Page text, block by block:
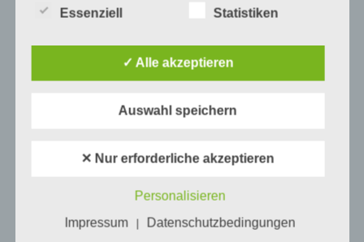
KOMMENTARE
unter anderem die folgenden Begriffe:
a) personenbezogene Daten
Informationen, die sich auf eine identifizierte
Folgenden „betroffene Person") beziehen.
Person angesehen, die direkt oder indirekt,
Essenziell Statistiken
✓ Alle akzeptieren
Auswahl speichern
✕ Nur erforderliche akzeptieren
Personalisieren
Impressum
Datenschutzbedingungen